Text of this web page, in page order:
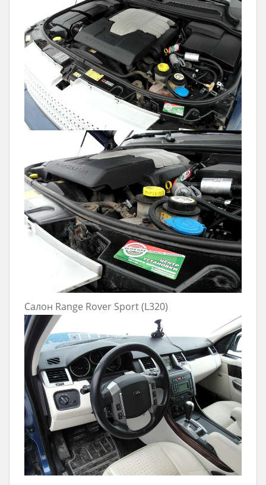
Салон Range Rover Sport (L320)